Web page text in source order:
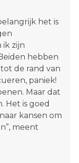
het is
ik zijn
hebben
de rand van
paniek!
Maar dat
Het is goed
kansen om
meent